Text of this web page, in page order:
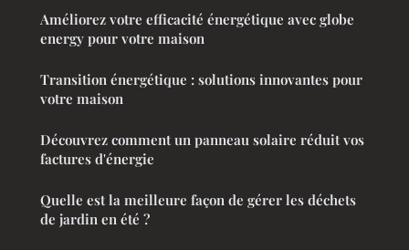
Améliorez votre efficacité énergétique avec globe
energy pour votre maison
Transition énergétique : solutions innovantes pour
votre maison
Découvrez comment un panneau solaire réduit vos
factures d'énergie
Quelle est la meilleure façon de gérer les déchets
de jardin en été ?